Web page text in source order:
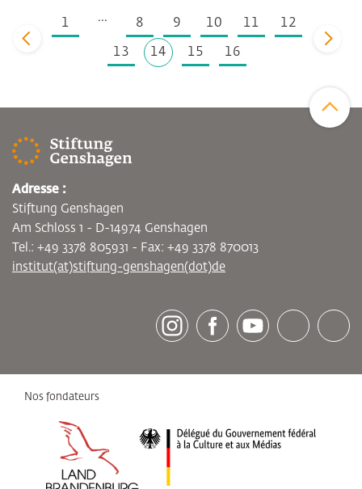
zurück
1 ... 8 9 10 11 12
13 14 15 16
vor
[socialLinksTitle]
Adresse :
Stiftung Genshagen
Am Schloss 1 - D-14974 Genshagen
Tel.: +49 3378 805931 - Fax: +49 3378 870013
institut(at)stiftung-genshagen(dot)de
Nos fondateurs